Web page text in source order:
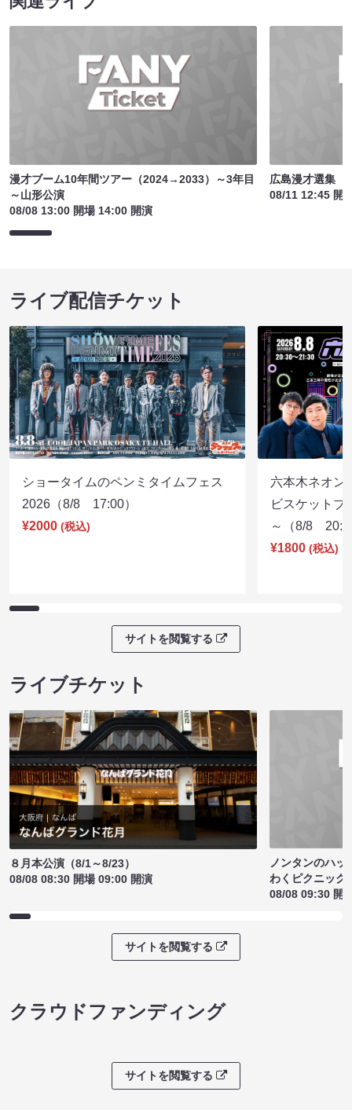
漫才ブーム10年間ツアー（2024→2033）～3年目
～山形公演
08/08 13:00 開場 14:00 開演
広島漫才選集
08/11 12:45 開
ライブ配信チケット
ショータイムのペンミタイムフェス
2026（8/8 17:00）
¥2000 (税込)
六本木ネオン
ビスケットブ
～（8/8
¥1800 (税込)
サイトを閲覧する
ライブチケット
８月本公演（8/1～8/23）
08/08 08:30 開場 09:00 開演
ノンタンのハッ
わくピクニック
08/08 09:30 開
サイトを閲覧する
クラウドファンディング
サイトを閲覧する